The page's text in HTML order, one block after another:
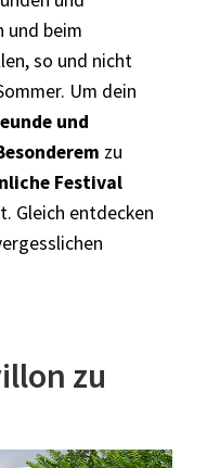
und beim
so und nicht
Um dein
und
zu
Festival
Gleich entdecken
zu